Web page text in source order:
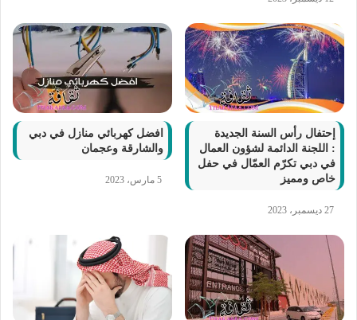
إحتفال رأس السنة الجديدة
: اللجنة الدائمة لشؤون العمال
في دبي تكرّم العمّال في حفل
خاص ومميز
27 ديسمبر، 2023
افضل كهربائي منازل في دبي
والشارقة وعجمان
5 مارس، 2023